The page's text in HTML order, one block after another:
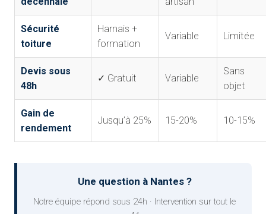
Sécurité
toiture
Harnais +
formation
Variable Limitée
Devis sous
48h
✓ Gratuit Variable
Sans
objet
Gain de
rendement
Jusqu’à 25% 15-20% 10-15%
Une question à Nantes ?
Notre équipe répond sous 24h · Intervention sur tout le